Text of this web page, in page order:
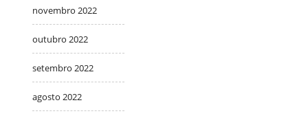
novembro 2022
outubro 2022
setembro 2022
agosto 2022